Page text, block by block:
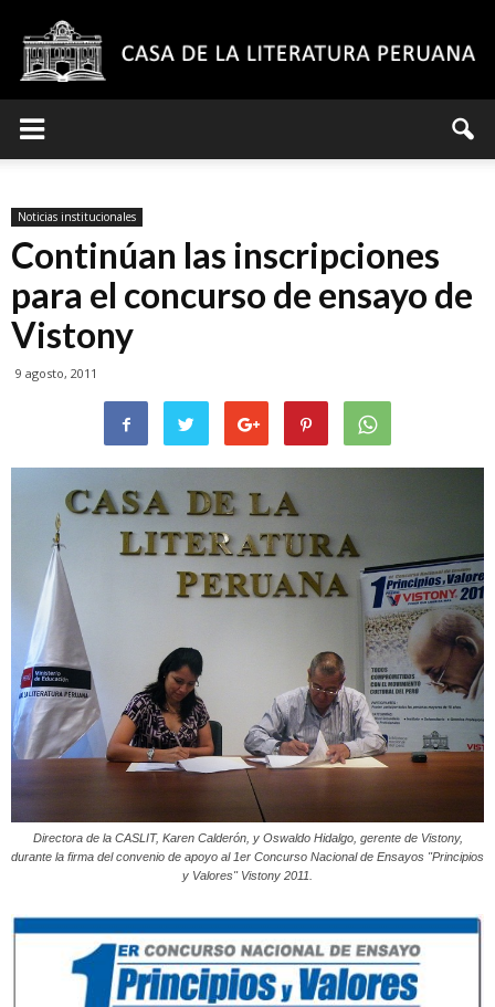
Literatura
Peruana
Noticias institucionales
Continúan las inscripciones
para el concurso de ensayo de
Vistony
9 agosto, 2011
Directora de la CASLIT, Karen Calderón, y Oswaldo Hidalgo, gerente de Vistony,
durante la firma del convenio de apoyo al 1er Concurso Nacional de Ensayos "Principios
y Valores" Vistony 2011.